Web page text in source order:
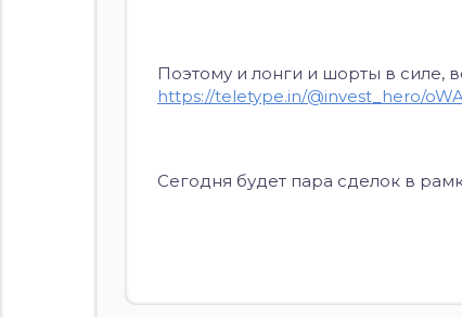
Поэтому и лонги и шорты в силе,
https://teletype.in/@invest_hero/
Сегодня будет пара сделок в